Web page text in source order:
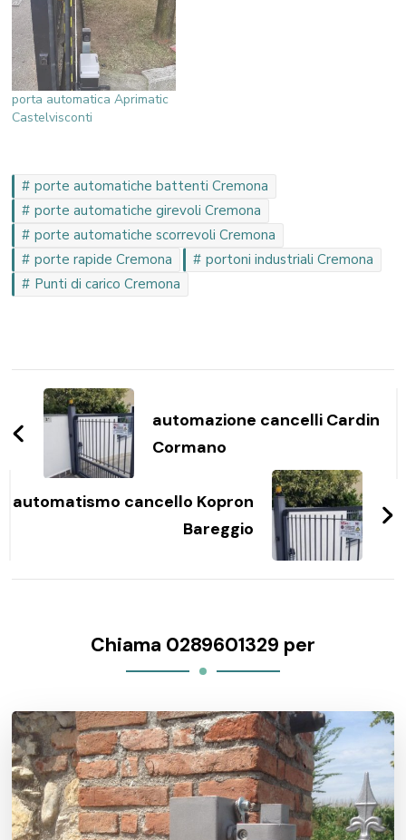
porta automatica Aprimatic
Castelvisconti
porte automatiche battenti Cremona
porte automatiche girevoli Cremona
porte automatiche scorrevoli Cremona
porte rapide Cremona
portoni industriali Cremona
Punti di carico Cremona
Navigazione
articoli
automazione cancelli Cardin
Cormano
automatismo cancello Kopron
Bareggio
Chiama 0289601329 per